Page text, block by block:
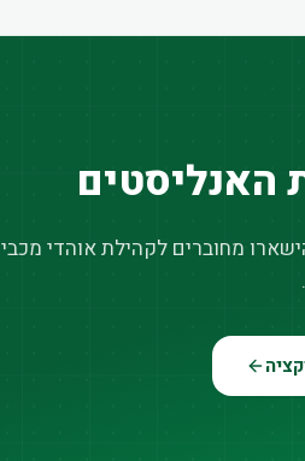
האנליסטים
מחוברים לקהילת אוהדי מכבי